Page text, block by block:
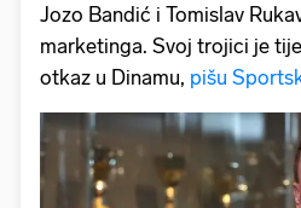
Jozo Bandić i Tomislav
marketinga. Svoj trojici je
otkaz u Dinamu, pišu